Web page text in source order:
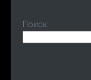
Поиск